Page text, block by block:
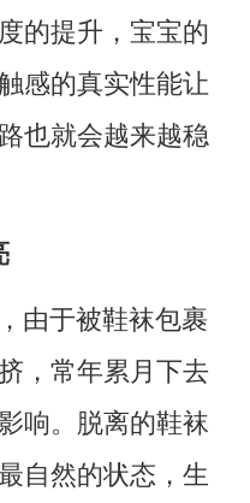
的提升，宝宝的
感的真实性能让
也就会越来越稳
由于被鞋袜包裹
，常年累月下去
响。脱离的鞋袜
自然的状态，生